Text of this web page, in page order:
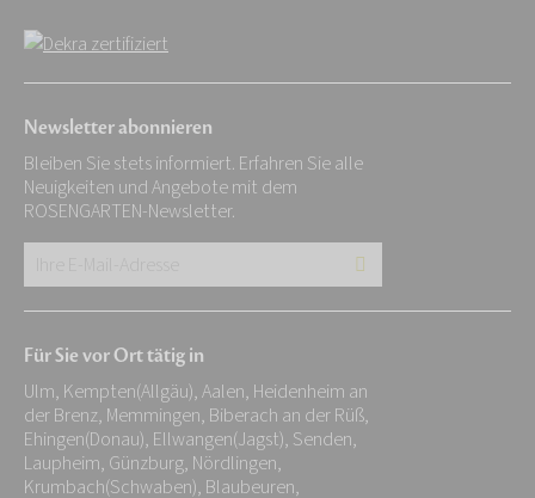
Newsletter abonnieren
Bleiben Sie stets informiert. Erfahren Sie alle
Neuigkeiten und Angebote mit dem
ROSENGARTEN-Newsletter.
Adresse:
*
Für Sie vor Ort tätig in
Ulm, Kempten(Allgäu), Aalen, Heidenheim an
der Brenz, Memmingen, Biberach an der Rüß,
Ehingen(Donau), Ellwangen(Jagst), Senden,
Laupheim, Günzburg, Nördlingen,
Krumbach(Schwaben), Blaubeuren,